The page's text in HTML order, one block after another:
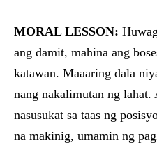
MORAL LESSON:
ang damit, mahina ang
katawan. Maaaring dala
nang nakalimutan ng
nasusukat sa taas ng
na makinig, umamin ng